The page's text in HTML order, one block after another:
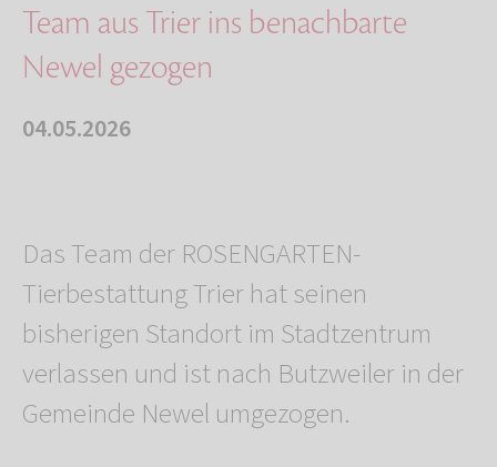
Team aus Trier ins benachbarte
Newel gezogen
04.05.2026
Das Team der ROSENGARTEN-
Tierbestattung Trier hat seinen
bisherigen Standort im Stadtzentrum
verlassen und ist nach Butzweiler in der
Gemeinde Newel umgezogen.